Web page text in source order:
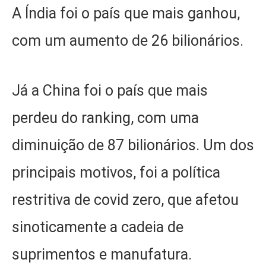
A Índia foi o país que mais ganhou,
com um aumento de 26 bilionários.
Já a China foi o país que mais
perdeu do ranking, com uma
diminuição de 87 bilionários. Um dos
principais motivos, foi a política
restritiva de covid zero, que afetou
sinoticamente a cadeia de
suprimentos e manufatura.